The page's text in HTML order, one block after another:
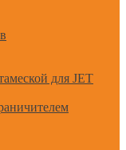
для JET